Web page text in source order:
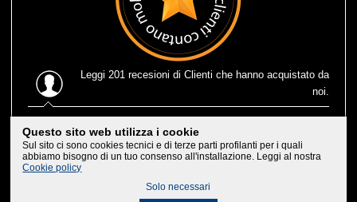
Leggi 201 recesioni di Clienti che hanno acquistato da
noi.
eccezionale, leggerissima e consegnatami in 1 solo giorno
lavorativo, che efficenza, trovarne di negozi cosi'. Bravi,
non posso che consigliarvi ai miei amici
Questo sito web utilizza i cookie
Sul sito ci sono cookies tecnici e di terze parti profilanti per i quali
abbiamo bisogno di un tuo consenso all'installazione. Leggi al nostra
Cookie policy
Solo necessari